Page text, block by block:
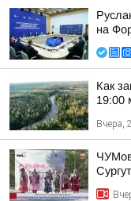
на
Как
19:00
Вчера,